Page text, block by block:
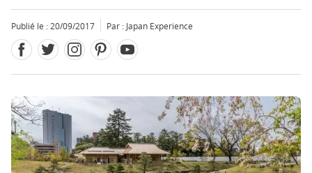
Publié le : 20/09/2017 Par : Japan Experience
Fermer